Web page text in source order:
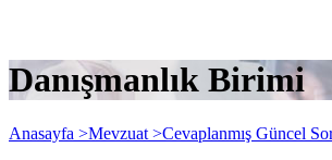
Danışmanlık Birimi
Anasayfa >Mevzuat >Cevaplanmış Güncel